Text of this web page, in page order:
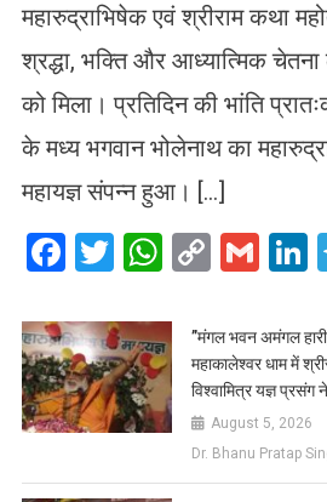
महारुद्राभिषेक एवं श्रीराम कथा
श्रद्धा, भक्ति और आध्यात्मिक
को मिला। प्रतिदिन की भांति
के मध्य भगवान भोलेनाथ का
महायज्ञ संपन्न हुआ। […]
Facebook
TwitterCopy
​”मंगल भवन अमंगल
महाकालेश्वर धाम में
विश्वामित्र यज्ञ प्रसंग
August 5, 2026
Dr. Bhanu Pratap